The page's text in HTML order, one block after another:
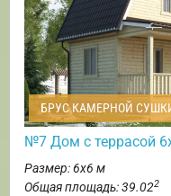
БРУС КАМЕРНОЙ
№7 Дом с террасой
Размер: 6х6 м
Общая площадь: 39.022